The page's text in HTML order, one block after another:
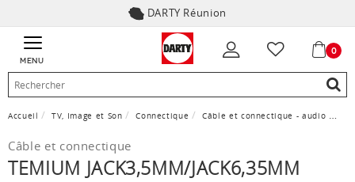
DARTY Réunion
MENU
0
Accueil TV, Image et Son Connectique Câble et connectique - audio
Câble et connectique
TEMIUM JACK3,5MM/JACK6,35MM